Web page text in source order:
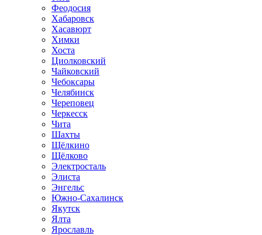
Феодосия
Хабаровск
Хасавюрт
Химки
Хоста
Циолковский
Чайковский
Чебоксары
Челябинск
Череповец
Черкесск
Чита
Шахты
Щёлкино
Щёлково
Электросталь
Элиста
Энгельс
Южно-Сахалинск
Якутск
Ялта
Ярославль